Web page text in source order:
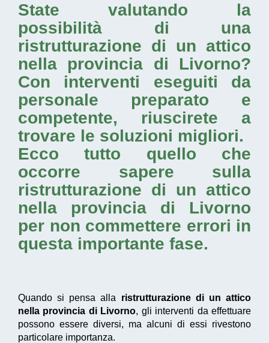
State valutando la
possibilità di una
ristrutturazione di un attico
nella provincia di Livorno?
Con interventi eseguiti da
personale preparato e
competente, riuscirete a
trovare le soluzioni migliori.
Ecco tutto quello che
occorre sapere sulla
ristrutturazione di un attico
nella provincia di Livorno
per non commettere errori in
questa importante fase.
Quando si pensa alla ristrutturazione di un attico
nella provincia di Livorno, gli interventi da effettuare
possono essere diversi, ma alcuni di essi rivestono
particolare importanza.